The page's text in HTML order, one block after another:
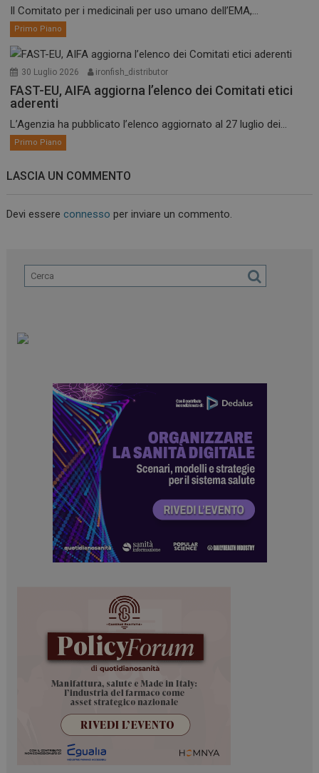
Il Comitato per i medicinali per uso umano dell’EMA,...
Primo Piano
30 Luglio 2026 ironfish_distributor
FAST-EU, AIFA aggiorna l’elenco dei Comitati etici
aderenti
L’Agenzia ha pubblicato l’elenco aggiornato al 27 luglio dei...
Primo Piano
LASCIA UN COMMENTO
Devi essereconnesso per inviare un commento.